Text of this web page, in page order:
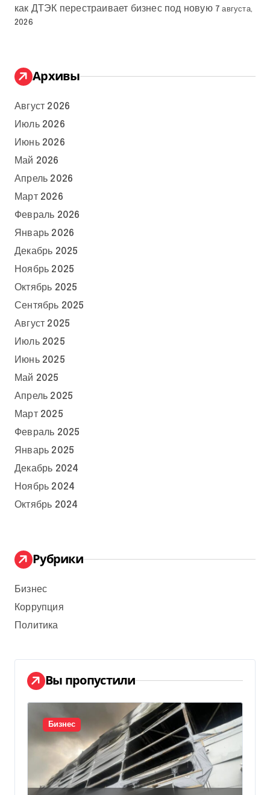
как ДТЭК перестраивает бизнес под новую 7 августа,
2026
Архивы
Август 2026
Июль 2026
Июнь 2026
Май 2026
Апрель 2026
Март 2026
Февраль 2026
Январь 2026
Декабрь 2025
Ноябрь 2025
Октябрь 2025
Сентябрь 2025
Август 2025
Июль 2025
Июнь 2025
Май 2025
Апрель 2025
Март 2025
Февраль 2025
Январь 2025
Декабрь 2024
Ноябрь 2024
Октябрь 2024
Рубрики
Бизнес
Коррупция
Политика
Вы пропустили
Бизнес